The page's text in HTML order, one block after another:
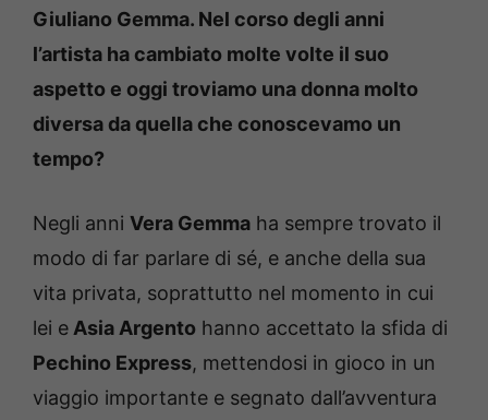
Giuliano Gemma. Nel corso degli anni
l’artista ha cambiato molte volte il suo
aspetto e oggi troviamo una donna molto
diversa da quella che conoscevamo un
tempo?
Negli anni Vera Gemma ha sempre trovato il
modo di far parlare di sé, e anche della sua
vita privata, soprattutto nel momento in cui
lei eAsia Argento hanno accettato la sfida di
Pechino Express, mettendosi in gioco in un
viaggio importante e segnato dall’avventura